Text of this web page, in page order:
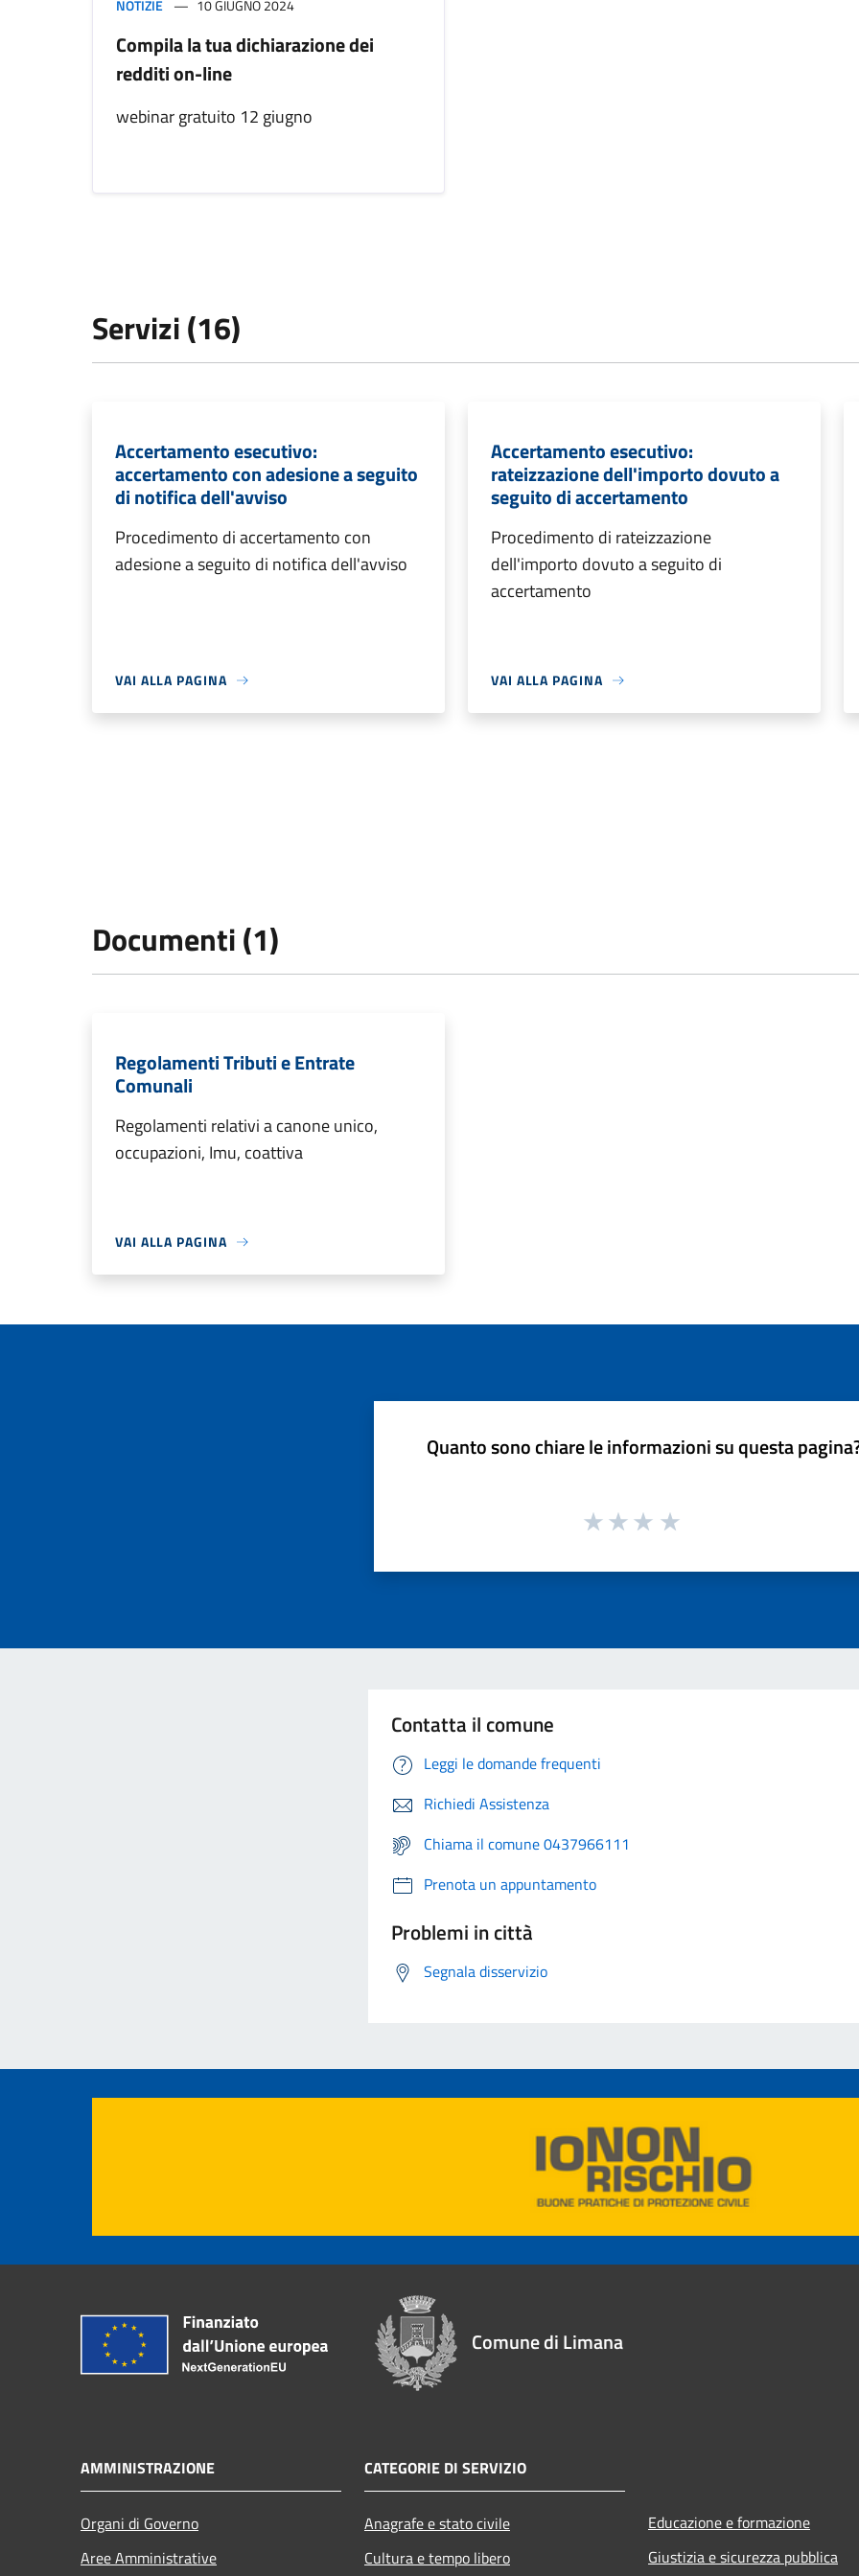
NOTIZIE 10 GIUGNO 2024
Compila la tua dichiarazione dei
redditi on-line
webinar gratuito 12 giugno
Servizi (16)
Accertamento esecutivo:
accertamento con adesione a seguito
di notifica dell'avviso
Procedimento di accertamento con
adesione a seguito di notifica dell'avviso
VAI ALLA PAGINA
Accertamento esecutivo:
rateizzazione dell'importo dovuto a
seguito di accertamento
Procedimento di rateizzazione
dell'importo dovuto a seguito di
accertamento
VAI ALLA PAGINA
Documenti (1)
Regolamenti Tributi e Entrate
Comunali
Regolamenti relativi a canone unico,
occupazioni, Imu, coattiva
VAI ALLA PAGINA
Quanto sono chiare le informazioni su questa
Contatta il comune
Leggi le domande frequenti
Richiedi Assistenza
Chiama il comune 0437966111
Prenota un appuntamento
Problemi in città
Segnala disservizio
Comune di Limana
AMMINISTRAZIONE
Organi di Governo
Aree Amministrative
CATEGORIE DI SERVIZIO
Anagrafe e stato civile
Cultura e tempo libero
Educazione e formazione
Giustizia e sicurezza pubblica